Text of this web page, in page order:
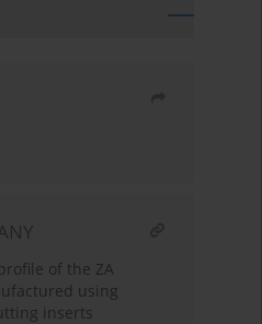
of the ZA
using
inserts